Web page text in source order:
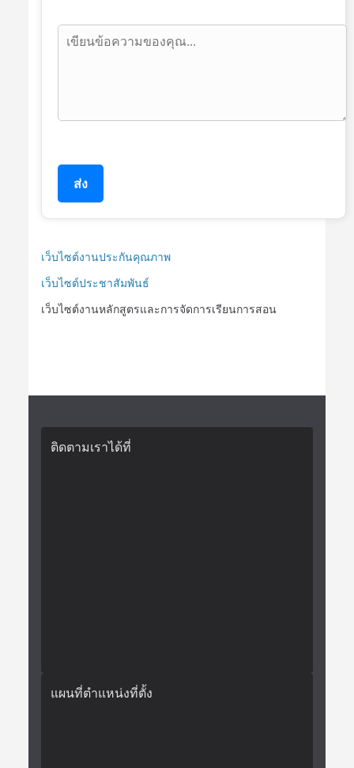
ส่ง
เว็บไซต์งานประกันคุณภาพ
เว็บไซต์ประชาสัมพันธ์
เว็บไซต์งานหลักสูตรและการจัดการเรียนการสอน
ติดตามเราได้ที่
แผนที่ตำแหน่งที่ตั้ง